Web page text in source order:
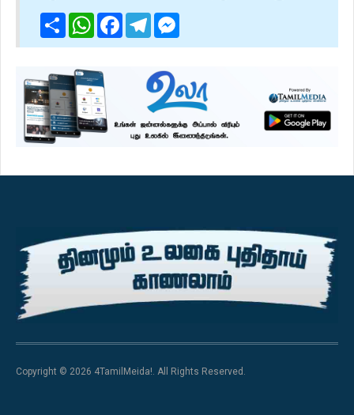
ShareWhatsApp
Facebook
Telegram
Copyright © 2026 4TamilMeida!. All Rights Reserved.